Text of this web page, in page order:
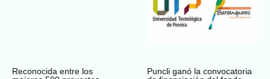
Reconocida entre los
Puncli ganó la convocatoria